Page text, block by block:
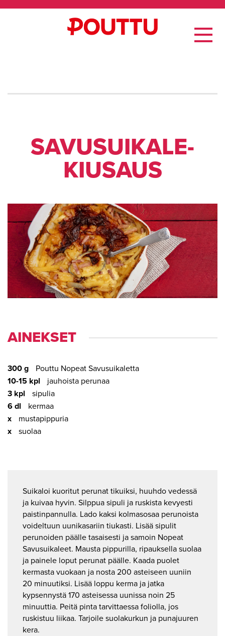
SA­VUSUI­KA­LE­
KIUSAUS
AI­NEK­SET
300 g Pouttu Nopeat Savusuikaletta
10-15 kpl jauhoista perunaa
3 kpl sipulia
6 dl kermaa
x mustapippuria
x suolaa
Suikaloi kuoritut perunat tikuiksi, huuhdo vedessä
ja kuivaa hyvin. Silppua sipuli ja ruskista kevyesti
paistinpannulla. Lado kaksi kolmasosaa perunoista
voideltuun uunikasariin tiukasti. Lisää sipulit
perunoiden päälle tasaisesti ja samoin Nopeat
Savusuikaleet. Mausta pippurilla, ripauksella suolaa
ja painele loput perunat päälle. Kaada puolet
kermasta vuokaan ja nosta 200 asteiseen uuniin
20 minuutiksi. Lisää loppu kerma ja jatka
kypsennystä 170 asteisessa uunissa noin 25
minuuttia. Peitä pinta tarvittaessa foliolla, jos
ruskistuu liikaa. Tarjoile suolakurkun ja punajuuren
kera.